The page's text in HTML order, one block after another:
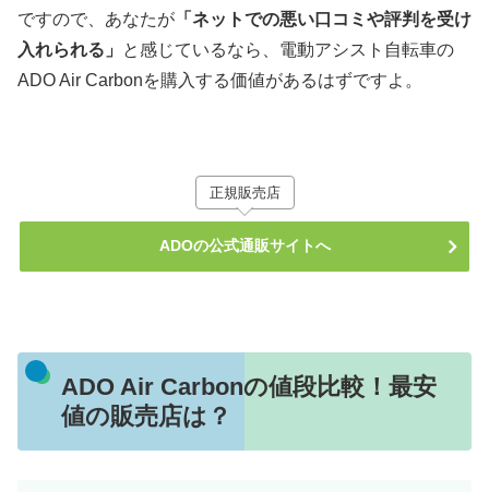
ですので、あなたが 「ネットでの悪い口コミや評判を受け
入れられる」
と感じているなら、電動アシスト自転車の
ADO Air Carbonを購入する価値があるはずですよ。
正規販売店
ADOの公式通販サイトへ
ADO Air Carbonの値段比較！最安
値の販売店は？